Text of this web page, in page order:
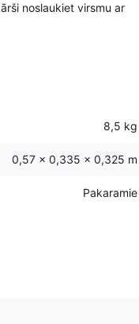
noslaukiet virsmu ar
8,5 kg
0,57 × 0,335 × 0,325 m
Pakaramie